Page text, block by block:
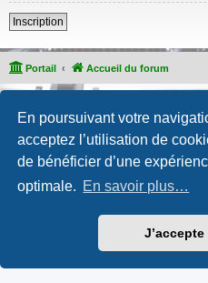
En poursuivant votre
acceptez l’utilisation de
de bénéficier d’une
optimale. En savoir plus…
J’accepte
Inscription
Portail Accueil du forum
Traduction française
Confidentialité |